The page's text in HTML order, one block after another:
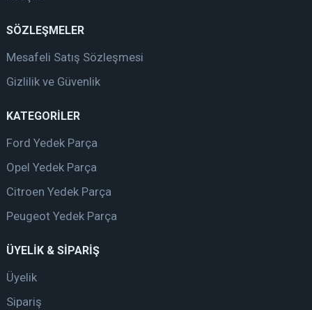
SÖZLEŞMELER
Mesafeli Satış Sözleşmesi
Gizlilik ve Güvenlik
KATEGORİLER
Ford Yedek Parça
Opel Yedek Parça
Citroen Yedek Parça
Peugeot Yedek Parça
ÜYELİK & SİPARİŞ
Üyelik
Sipariş